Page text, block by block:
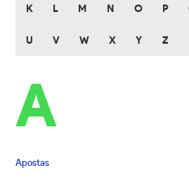
K L M N O P
U V W X Y Z
A
Apostas